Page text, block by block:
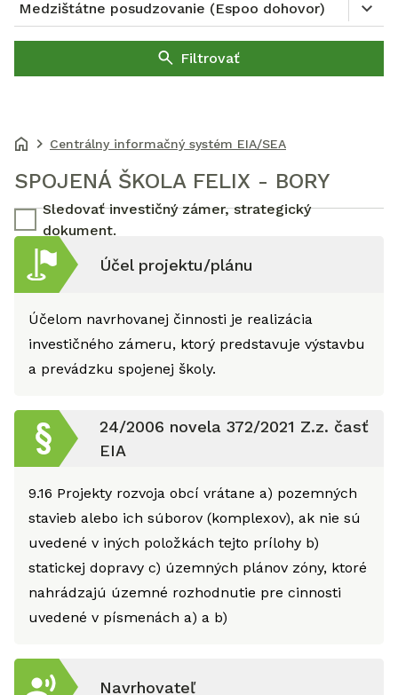
Medzištátne posudzovanie (Espoo dohovor)
Filtrovať
Centrálny informačný systém EIA/SEA
SPOJENÁ ŠKOLA FELIX - BORY
Sledovať investičný zámer, strategický
dokument.
Účel projektu/plánu
Účelom navrhovanej činnosti je realizácia
investičného zámeru, ktorý predstavuje výstavbu
a prevádzku spojenej školy.
24/2006 novela 372/2021 Z.z. časť
EIA
9.16 Projekty rozvoja obcí vrátane a) pozemných
stavieb alebo ich súborov (komplexov), ak nie sú
uvedené v iných položkách tejto prílohy b)
statickej dopravy c) územných plánov zóny, ktoré
nahrádzajú územné rozhodnutie pre cinnosti
uvedené v písmenách a) a b)
Navrhovateľ